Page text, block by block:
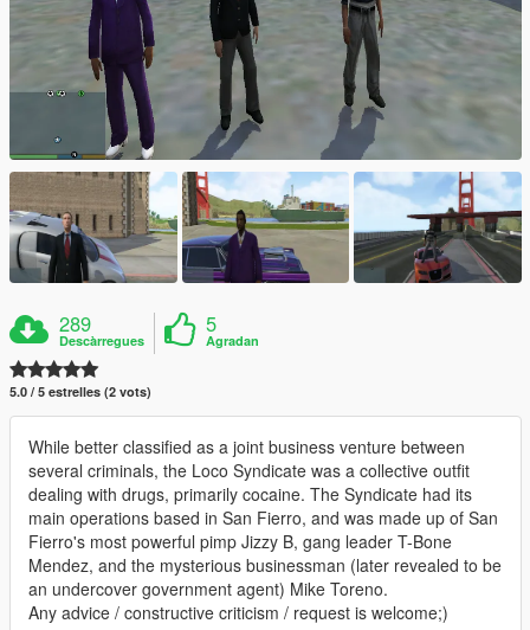
289
Descàrregues
5
Agradan
5.0 / 5 estrelles (2 vots)
While better classified as a joint business venture between
several criminals, the Loco Syndicate was a collective outfit
dealing with drugs, primarily cocaine. The Syndicate had its
main operations based in San Fierro, and was made up of San
Fierro's most powerful pimp Jizzy B, gang leader T-Bone
Mendez, and the mysterious businessman (later revealed to be
an undercover government agent) Mike Toreno.
Any advice / constructive criticism / request is welcome;)